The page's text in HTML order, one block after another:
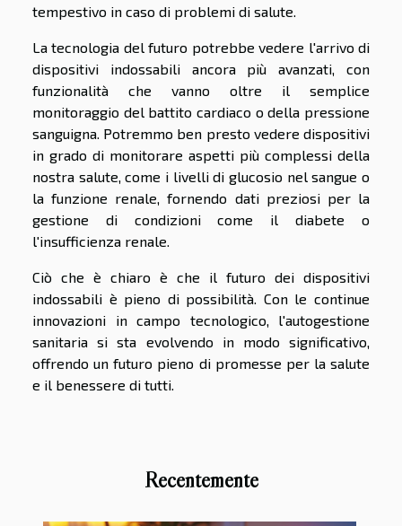
tempestivo in caso di problemi di salute.
La tecnologia del futuro potrebbe vedere l'arrivo di
dispositivi indossabili ancora più avanzati, con
funzionalità che vanno oltre il semplice
monitoraggio del battito cardiaco o della pressione
sanguigna. Potremmo ben presto vedere dispositivi
in grado di monitorare aspetti più complessi della
nostra salute, come i livelli di glucosio nel sangue o
la funzione renale, fornendo dati preziosi per la
gestione di condizioni come il diabete o
l'insufficienza renale.
Ciò che è chiaro è che il futuro dei dispositivi
indossabili è pieno di possibilità. Con le continue
innovazioni in campo tecnologico, l'autogestione
sanitaria si sta evolvendo in modo significativo,
offrendo un futuro pieno di promesse per la salute
e il benessere di tutti.
Recentemente